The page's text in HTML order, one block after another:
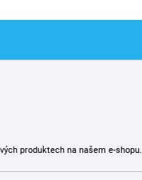
produktech na našem e-shopu.